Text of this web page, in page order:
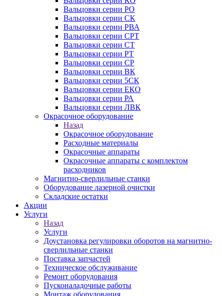
Вальцовки серии РО
Вальцовки серии СК
Вальцовки серии РВА
Вальцовки серии СРТ
Вальцовки серии СТ
Вальцовки серии РТ
Вальцовки серии СР
Вальцовки серии ВК
Вальцовки серии 5СК
Вальцовки серии ЕКО
Вальцовки серии РА
Вальцовки серии ЛВК
Окрасочное оборудование
Назад
Окрасочное оборудование
Расходные материалы
Окрасочные аппараты
Окрасочные аппараты с комплектом
расходников
Магнитно-сверлильные станки
Оборудование лазерной очистки
Складские остатки
Акции
Услуги
Назад
Услуги
Доустановка регулировки оборотов на магнитно-
сверлильные станки
Поставка запчастей
Техническое обслуживание
Ремонт оборудования
Пусконаладочные работы
Монтаж оборудования